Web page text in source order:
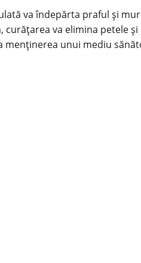
va îndepărta praful și
va elimina petele
menținerea unui mediu